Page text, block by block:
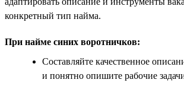
конкретный тип найма.
При найме синих воротничков:
Составляйте качественное
и понятно опишите рабочие